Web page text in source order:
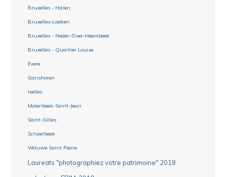
Bruxelles - Haren
Bruxelles-Laeken
Bruxelles - Neder-Over-Heembeek
Bruxelles - Quartier Louise
Evere
Ganshoren
Ixelles
Molenbeek-Saint-Jean
Saint-Gilles
Schaerbeek
Woluwe Saint Pierre
Laureats "photographiez votre patrimoine" 2018